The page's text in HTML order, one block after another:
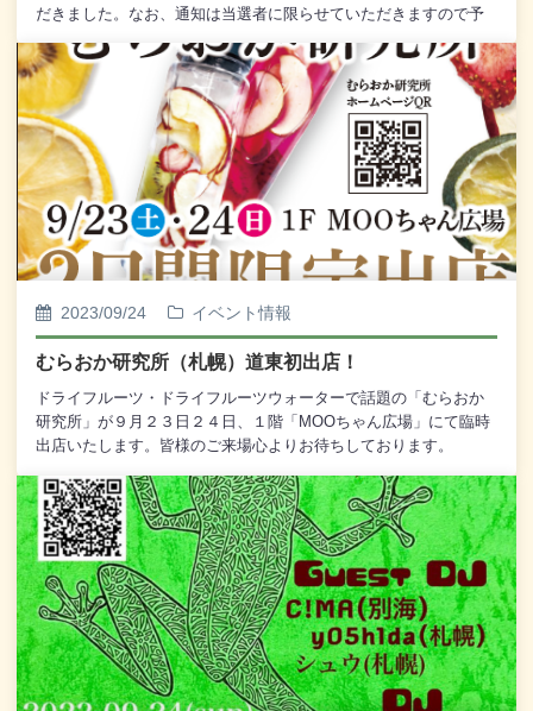
だきました。なお、通知は当選者に限らせていただきますので予
うございました！
2023/09/24 イベント情報
むらおか研究所（札幌）道東初出店！
ドライフルーツ・ドライフルーツウォーターで話題の「むらおか
研究所」が９月２３日２４日、１階「MOOちゃん広場」にて臨時
出店いたします。皆様のご来場心よりお待ちしております。